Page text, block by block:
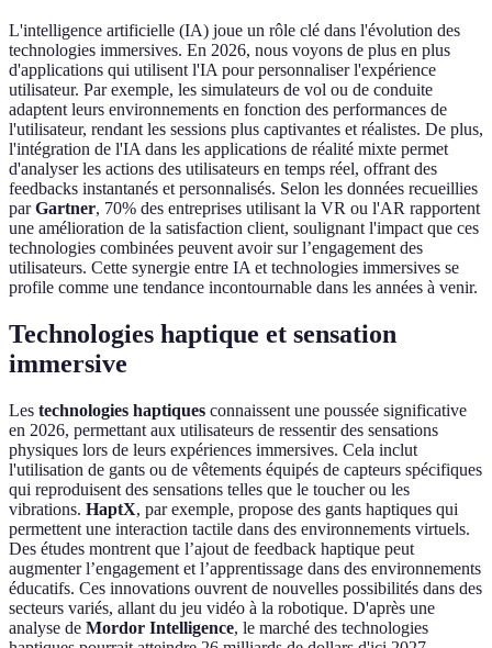
L'intelligence artificielle (IA) joue un rôle clé dans l'évolution des
technologies immersives. En 2026, nous voyons de plus en plus
d'applications qui utilisent l'IA pour personnaliser l'expérience
utilisateur. Par exemple, les simulateurs de vol ou de conduite
adaptent leurs environnements en fonction des performances de
l'utilisateur, rendant les sessions plus captivantes et réalistes. De plus,
l'intégration de l'IA dans les applications de réalité mixte permet
d'analyser les actions des utilisateurs en temps réel, offrant des
feedbacks instantanés et personnalisés. Selon les données recueillies
parGartner, 70% des entreprises utilisant la VR ou l'AR rapportent
une amélioration de la satisfaction client, soulignant l'impact que ces
technologies combinées peuvent avoir sur l’engagement des
utilisateurs. Cette synergie entre IA et technologies immersives se
profile comme une tendance incontournable dans les années à venir.
Technologies haptique et sensation
immersive
Les technologies haptiques connaissent une poussée significative
en 2026, permettant aux utilisateurs de ressentir des sensations
physiques lors de leurs expériences immersives. Cela inclut
l'utilisation de gants ou de vêtements équipés de capteurs spécifiques
qui reproduisent des sensations telles que le toucher ou les
vibrations. HaptX, par exemple, propose des gants haptiques qui
permettent une interaction tactile dans des environnements virtuels.
Des études montrent que l’ajout de feedback haptique peut
augmenter l’engagement et l’apprentissage dans des environnements
éducatifs. Ces innovations ouvrent de nouvelles possibilités dans des
secteurs variés, allant du jeu vidéo à la robotique. D'après une
analyse de Mordor Intelligence, le marché des technologies